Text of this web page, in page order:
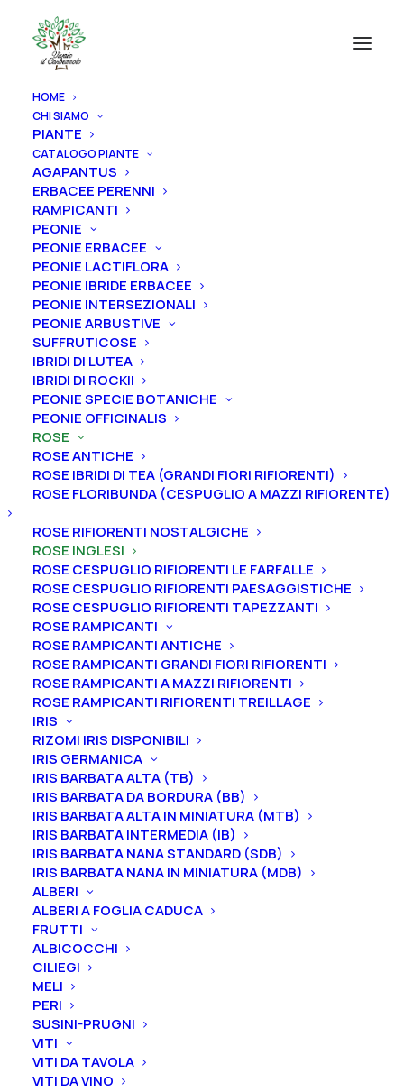
HOME
CHI SIAMO
PIANTE
CATALOGO PIANTE
AGAPANTUS
ERBACEE PERENNI
RAMPICANTI
PEONIE
PEONIE ERBACEE
PEONIE LACTIFLORA
PEONIE IBRIDE ERBACEE
PEONIE INTERSEZIONALI
PEONIE ARBUSTIVE
SUFFRUTICOSE
IBRIDI DI LUTEA
IBRIDI DI ROCKII
PEONIE SPECIE BOTANICHE
PEONIE OFFICINALIS
ROSE
ROSE ANTICHE
ROSE IBRIDI DI TEA (GRANDI FIORI RIFIORENTI)
ROSE FLORIBUNDA (CESPUGLIO A MAZZI RIFIORENTE)
ROSE RIFIORENTI NOSTALGICHE
ROSE INGLESI
ROSE CESPUGLIO RIFIORENTI LE FARFALLE
ROSE CESPUGLIO RIFIORENTI PAESAGGISTICHE
ROSE CESPUGLIO RIFIORENTI TAPEZZANTI
ROSE RAMPICANTI
ROSE RAMPICANTI ANTICHE
ROSE RAMPICANTI GRANDI FIORI RIFIORENTI
ROSE RAMPICANTI A MAZZI RIFIORENTI
ROSE RAMPICANTI RIFIORENTI TREILLAGE
IRIS
RIZOMI IRIS DISPONIBILI
IRIS GERMANICA
IRIS BARBATA ALTA (TB)
IRIS BARBATA DA BORDURA (BB)
IRIS BARBATA ALTA IN MINIATURA (MTB)
IRIS BARBATA INTERMEDIA (IB)
IRIS BARBATA NANA STANDARD (SDB)
IRIS BARBATA NANA IN MINIATURA (MDB)
ALBERI
ALBERI A FOGLIA CADUCA
FRUTTI
ALBICOCCHI
CILIEGI
MELI
PERI
SUSINI-PRUGNI
VITI
VITI DA TAVOLA
VITI DA VINO
Home Rose
Rose inglesi
Rosa cespuglio grandi fiori rifiorenti inglese “Lady of
Shalott®”
Rosa cespuglio grandi fiori
rifiorenti inglese “Lady of
Shalott®”
22,00€
I fiori di color albicocca ramato, sono molto
profumati di mela e chiodi di garofano.
Rosa
cespuglio
grandi
fiori
rifiorenti
inglese
"Lady
of
Shalott®"
quantità
Ordina subito questo prodotto!
Puoi acquistare ora questo prodotto contattandoci e
indicando la dimensione del vaso desiderata e la
quantità
SKU
009067
Categorie